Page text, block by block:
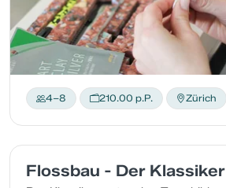
4–8 210.00 p.P. Zürich
Flossbau - Der Klassiker